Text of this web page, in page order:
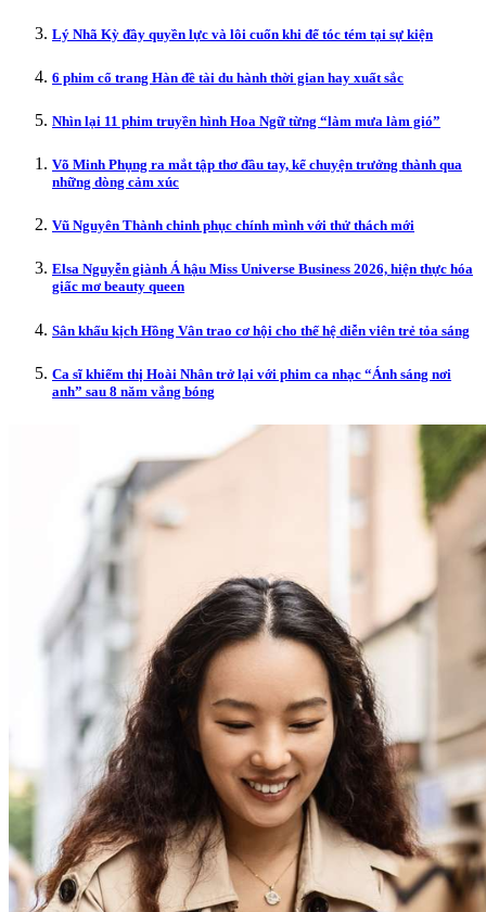
Lý Nhã Kỳ đầy quyền lực và lôi cuốn khi để tóc tém tại sự kiện
6 phim cổ trang Hàn đề tài du hành thời gian hay xuất sắc
Nhìn lại 11 phim truyền hình Hoa Ngữ từng “làm mưa làm gió”
Võ Minh Phụng ra mắt tập thơ đầu tay, kể chuyện trưởng thành qua
những dòng cảm xúc
Vũ Nguyên Thành chinh phục chính mình với thử thách mới
Elsa Nguyễn giành Á hậu Miss Universe Business 2026, hiện thực hóa
giấc mơ beauty queen
Sân khấu kịch Hồng Vân trao cơ hội cho thế hệ diễn viên trẻ tỏa sáng
Ca sĩ khiếm thị Hoài Nhân trở lại với phim ca nhạc “Ánh sáng nơi
anh” sau 8 năm vắng bóng